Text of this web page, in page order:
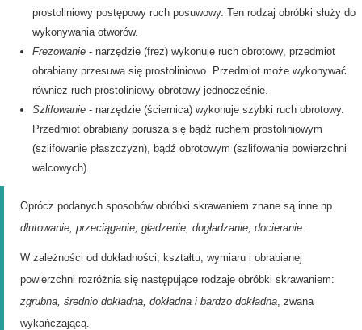
prostoliniowy postępowy ruch posuwowy. Ten rodzaj obróbki służy do
wykonywania otworów.
Frezowanie - narzędzie (frez) wykonuje ruch obrotowy, przedmiot
obrabiany przesuwa się prostoliniowo. Przedmiot może wykonywać
również ruch prostoliniowy obrotowy jednocześnie.
Szlifowanie - narzędzie (ściernica) wykonuje szybki ruch obrotowy.
Przedmiot obrabiany porusza się bądź ruchem prostoliniowym
(szlifowanie płaszczyzn), bądź obrotowym (szlifowanie powierzchni
walcowych).
Oprócz podanych sposobów obróbki skrawaniem znane są inne np.
dłutowanie, przeciąganie, gładzenie, dogładzanie, docieranie.
W zależności od dokładności, kształtu, wymiaru i obrabianej
powierzchni rozróżnia się następujące rodzaje obróbki skrawaniem:
zgrubna, średnio dokładna, dokładna i bardzo dokładna, zwana
wykańczającą.